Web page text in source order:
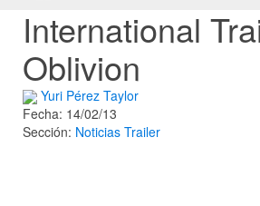
International
Oblivion
Yuri Pérez Taylor
Fecha: 14/02/13
Sección: Noticias Trailer